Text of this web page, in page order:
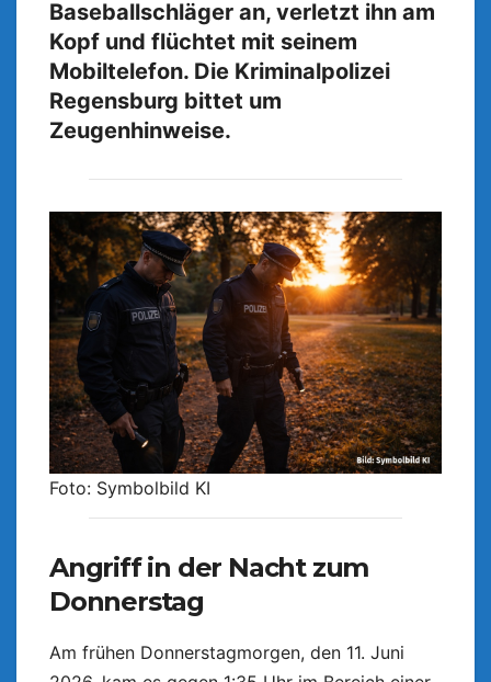
Baseballschläger an, verletzt ihn am
Kopf und flüchtet mit seinem
Mobiltelefon. Die Kriminalpolizei
Regensburg bittet um
Zeugenhinweise.
Foto: Symbolbild KI
Angriff in der Nacht zum
Donnerstag
Am frühen Donnerstagmorgen, den 11. Juni